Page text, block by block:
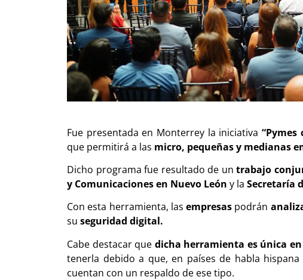
Fue presentada en Monterrey la iniciativa “Pymes
que permitirá a las micro, pequeñas y medianas
Dicho programa fue resultado de un trabajo
y Comunicaciones en Nuevo León y la Secretaría
Con esta herramienta, lasempresas podrán
su seguridad digital.
Cabe destacar que dicha herramienta es única
tenerla debido a que, en países de habla
cuentan con un respaldo de ese tipo.